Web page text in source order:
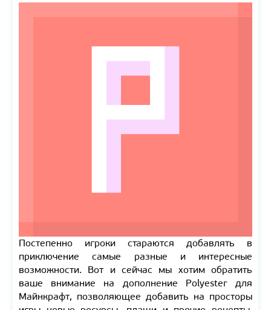
Постепенно игроки стараются добавлять в
приключение самые разные и интересные
возможности. Вот и сейчас мы хотим обратить
ваше внимание на дополнение Polyester для
Майнкрафт, позволяющее добавить на просторы